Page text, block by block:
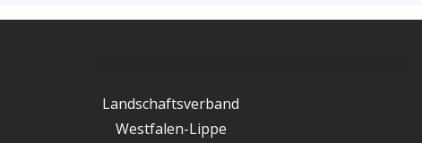
Landschaftsverband
Westfalen-Lippe